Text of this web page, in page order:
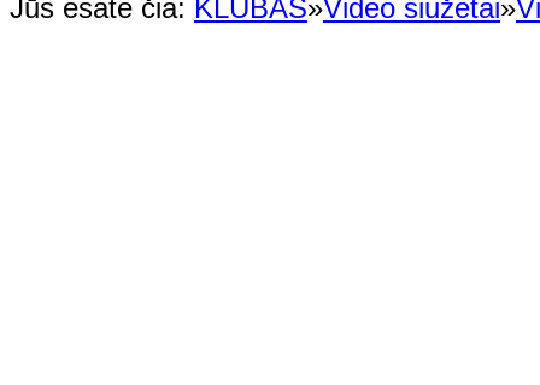
Jūs esate čia: KLUBAS»Video siužetai»